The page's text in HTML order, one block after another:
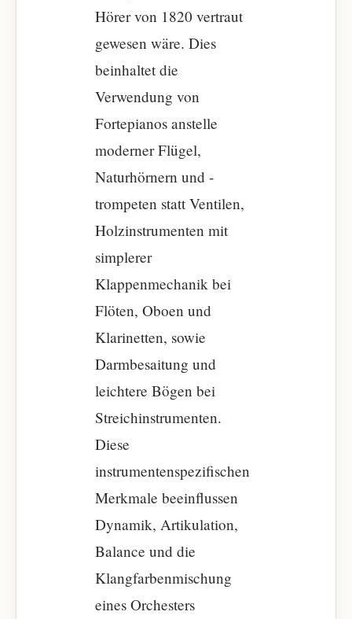
Hörer von 1820 vertraut
gewesen wäre. Dies
beinhaltet die
Verwendung von
Fortepianos anstelle
moderner Flügel,
Naturhörnern und -
trompeten statt Ventilen,
Holzinstrumenten mit
simplerer
Klappenmechanik bei
Flöten, Oboen und
Klarinetten, sowie
Darmbesaitung und
leichtere Bögen bei
Streichinstrumenten.
Diese
instrumentenspezifischen
Merkmale beeinflussen
Dynamik, Artikulation,
Balance und die
Klangfarbenmischung
eines Orchesters